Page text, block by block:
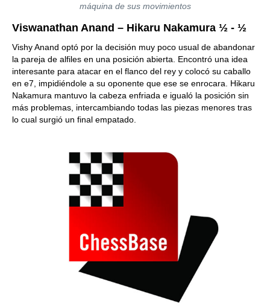
máquina de sus movimientos
Viswanathan Anand – Hikaru Nakamura ½ - ½
Vishy Anand optó por la decisión muy poco usual de abandonar
la pareja de alfiles en una posición abierta. Encontró una idea
interesante para atacar en el flanco del rey y colocó su caballo
en e7, impidiéndole a su oponente que ese se enrocara. Hikaru
Nakamura mantuvo la cabeza enfriada e igualó la posición sin
más problemas, intercambiando todas las piezas menores tras
lo cual surgió un final empatado.